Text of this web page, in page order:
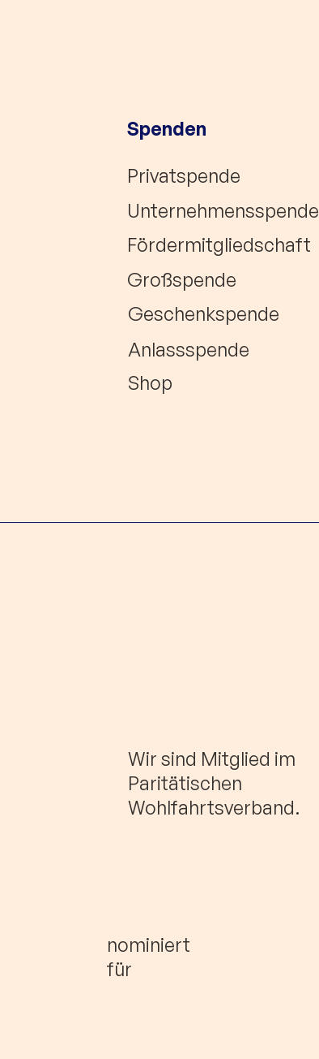
Spenden
Privatspende
Unternehmensspende
Fördermitgliedschaft
Großspende
Geschenkspende
Anlassspende
Shop
Wir sind Mitglied im
Paritätischen
Wohlfahrtsverband.
nominiert
für